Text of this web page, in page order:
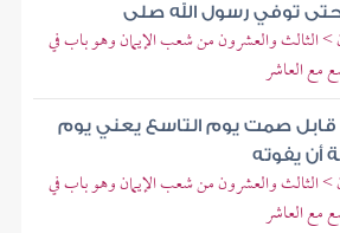
حتى توفي رسول الله صلى
> الثالث والعشرون من شعب الإيمان وهو باب في
مع العاشر
صمت يوم التاسع يعني يوم
أن يفوته
> الثالث والعشرون من شعب الإيمان وهو باب في
مع العاشر